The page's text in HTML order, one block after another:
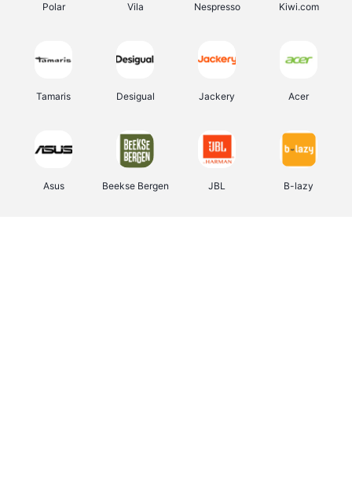
Polar Vila Nespresso Kiwi.com
Tamaris Desigual Jackery Acer
Asus Beekse Bergen JBL B-lazy